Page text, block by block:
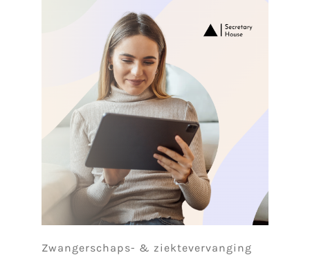
Zwangerschaps- & ziektevervanging